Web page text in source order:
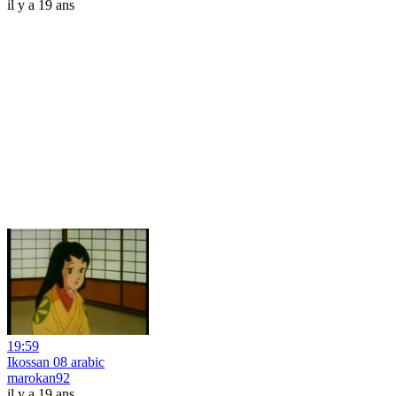
il y a 19 ans
19:59
Ikossan 08 arabic
marokan92